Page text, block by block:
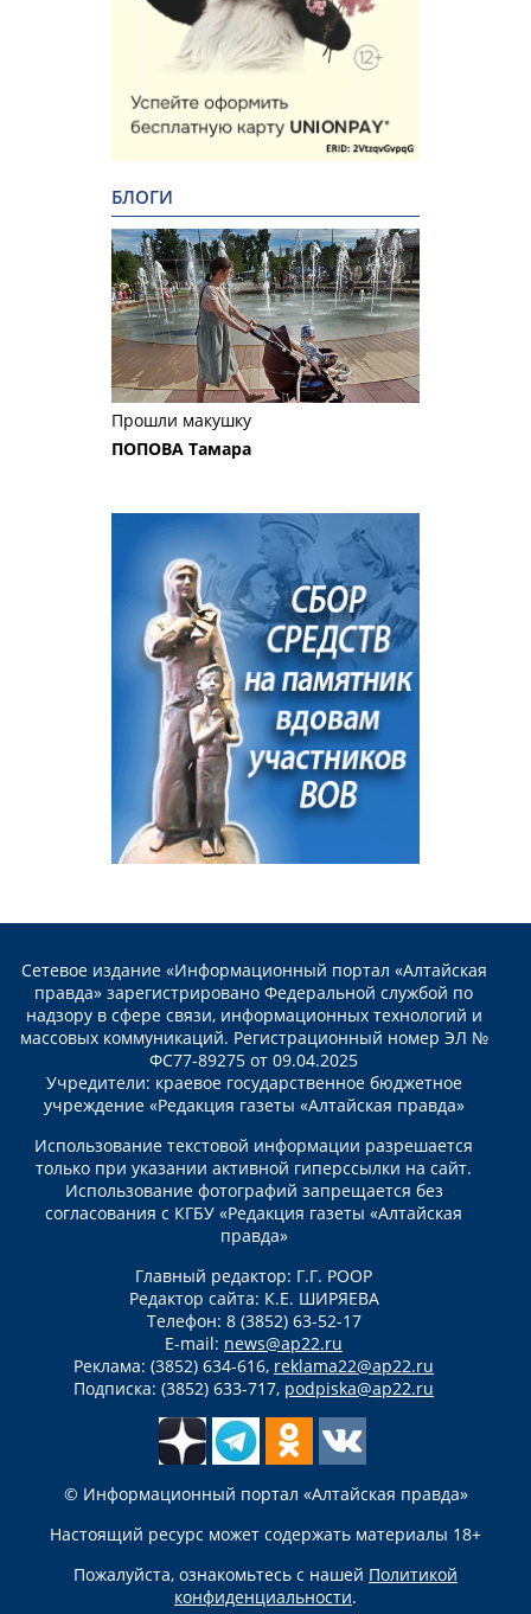
БЛОГИ
Прошли макушку
ПОПОВА Тамара
Сетевое издание «Информационный портал «Алтайская
правда» зарегистрировано Федеральной службой по
надзору в сфере связи, информационных технологий и
массовых коммуникаций. Регистрационный номер ЭЛ №
ФС77-89275 от 09.04.2025
Учредители: краевое государственное бюджетное
учреждение «Редакция газеты «Алтайская правда»
Использование текстовой информации разрешается
только при указании активной гиперссылки на сайт.
Использование фотографий запрещается без
согласования с КГБУ «Редакция газеты «Алтайская
правда»
Главный редактор: Г.Г. РООР
Редактор сайта: К.Е. ШИРЯЕВА
Телефон: 8 (3852) 63-52-17
E-mail: news@ap22.ru
Реклама: (3852) 634-616, reklama22@ap22.ru
Подписка: (3852) 633-717, podpiska@ap22.ru
© Информационный портал «Алтайская правда»
Настоящий ресурс может содержать материалы 18+
Пожалуйста, ознакомьтесь с нашей Политикой
конфиденциальности.